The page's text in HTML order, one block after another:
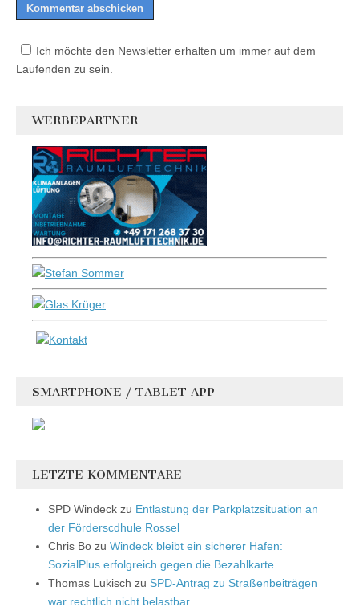
Ich möchte den Newsletter erhalten um immer auf dem
Laufenden zu sein.
WERBEPARTNER
SMARTPHONE / TABLET APP
LETZTE KOMMENTARE
SPD Windeck zu Entlastung der Parkplatzsituation an
der Förderscdhule Rossel
Chris Bo zu Windeck bleibt ein sicherer Hafen:
SozialPlus erfolgreich gegen die Bezahlkarte
Thomas Lukisch zu SPD-Antrag zu Straßenbeiträgen
war rechtlich nicht belastbar